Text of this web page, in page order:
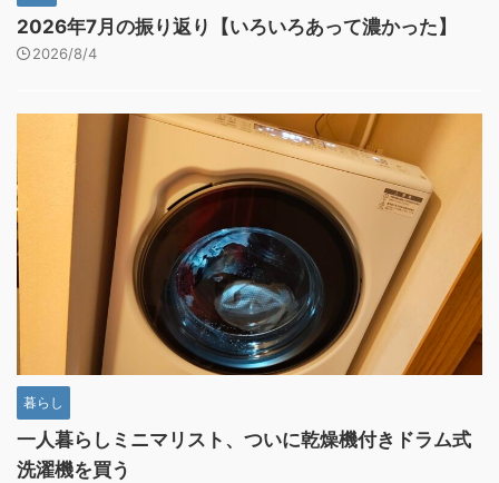
2026年7月の振り返り【いろいろあって濃かった】
2026/8/4
暮らし
一人暮らしミニマリスト、ついに乾燥機付きドラム式
洗濯機を買う